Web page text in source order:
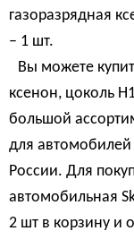
газоразрядная
– 1 шт.
Вы можете
ксенон, цоколь
большой
для автомобилей
России. Для
автомобильная
2 шт в корзину и